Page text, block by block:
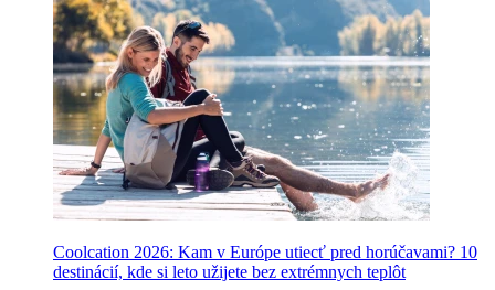
Coolcation 2026: Kam v Európe utiecť pred horúčavami? 10
destinácií, kde si leto užijete bez extrémnych teplôt